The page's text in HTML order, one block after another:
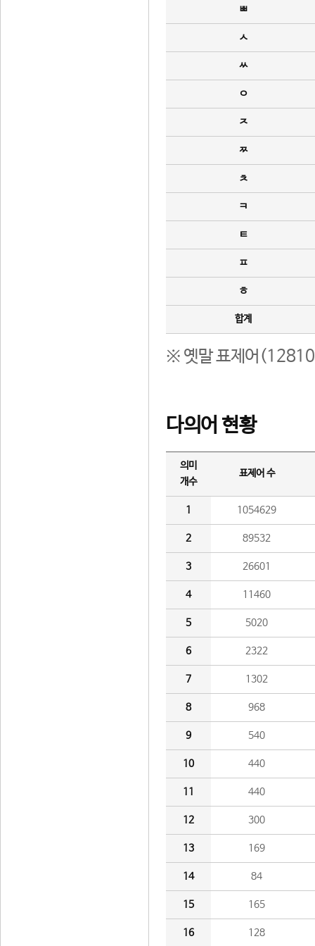
ㅃ
ㅅ
ㅆ
ㅇ
ㅈ
ㅉ
ㅊ
ㅋ
ㅌ
ㅍ
ㅎ
합계
※ 옛말 표제어(12810
다의어 현황
의미
개수
표제어 수
1 1054629
2 89532
3 26601
4 11460
5 5020
6 2322
7 1302
8 968
9 540
10 440
11 440
12 300
13 169
14 84
15 165
16 128